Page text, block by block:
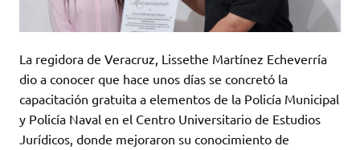
La regidora de Veracruz, Lissethe Martínez Echeverría
dio a conocer que hace unos días se concretó la
capacitación gratuita a elementos de la Policía Municipal
y Policía Naval en el Centro Universitario de Estudios
Jurídicos, donde mejoraron su conocimiento de